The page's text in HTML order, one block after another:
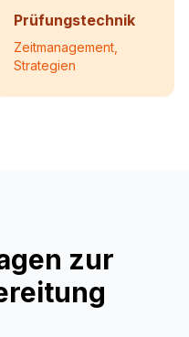
Prüfungstechnik
Zeitmanagement,
Strategien
zur